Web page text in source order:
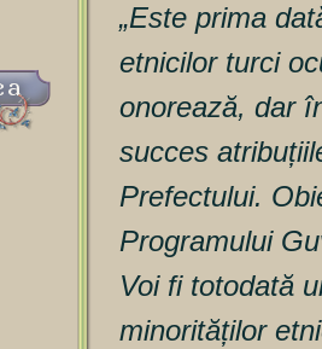
„Este prima
etnicilor turci
onorează, dar
succes
Prefectului.
Programului
Voi fi totodată
minorităților